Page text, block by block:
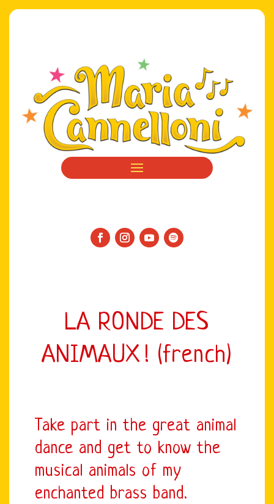
LA RONDE DES
ANIMAUX ! (french)
Take part in the great animal
dance and get to know the
musical animals of my
enchanted brass band.